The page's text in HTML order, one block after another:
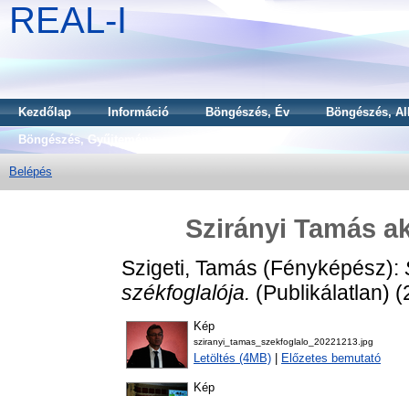
REAL-I
Kezdőlap Információ Böngészés, Év
Böngészés,
Böngészés, Gyűjtemény
Belépés
Szirányi Tamás
Szigeti, Tamás (Fényképész):
székfoglalója. (Publikálatlan)
Kép
sziranyi_tamas_szekfoglalo_20221213.jpg
Letöltés (4MB) Előzetes bemutató
Kép